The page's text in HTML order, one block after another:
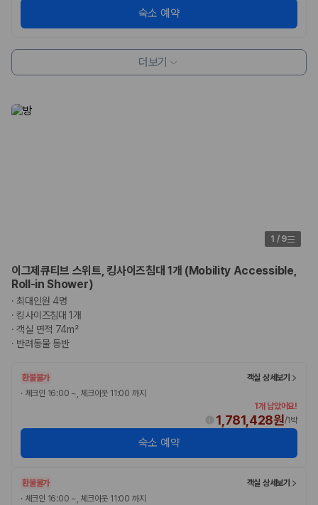
숙소 예약
더보기
1 / 9
이그제큐티브 스위트, 킹사이즈침대 1개 (Mobility Accessible,
Roll-in Shower)
· 최대인원 4명
·킹사이즈침대 1개
·객실 면적 74m²
· 반려동물 동반
환불불가
객실 상세보기
· 체크인 16:00 ~, 체크아웃 11:00 까지
1개 남았어요!
1,781,428원/1박
숙소 예약
환불불가
객실 상세보기
· 체크인 16:00 ~, 체크아웃 11:00 까지